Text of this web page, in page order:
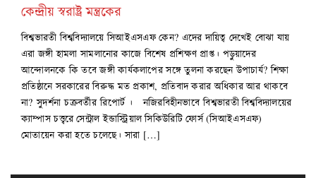
কেন্দ্রীয় স্বরাষ্ট্র মন্ত্রকের
বিশ্বভারতী বিশ্ববিদ্যালয়ে সিআইএসএফ কেন? এদের দায়িত্ব দেখেই বোঝা যায়
এরা জঙ্গী হামলা সামলানোর কাজে বিশেষ প্রশিক্ষণ প্রাপ্ত। পড়ুয়াদের
আন্দোলনকে কি তবে জঙ্গী কার্যকলাপের সঙ্গে তুলনা করছেন উপাচার্য? শিক্ষা
প্রতিষ্ঠানে সরকারের বিরুদ্ধ মত প্রকাশ, প্রতিবাদ করার অধিকার আর থাকবে
না? সুদর্শনা চক্রবর্তীর রিপোর্ট । নজিরবিহীনভাবে বিশ্বভারতী বিশ্ববিদ্যালয়ের
ক্যাম্পাস চত্ত্বরে সেন্ট্রাল ইন্ডাস্ট্রিয়াল সিকিউরিটি ফোর্স (সিআইএসএফ)
মোতায়েন করা হতে চলেছে। সারা […]